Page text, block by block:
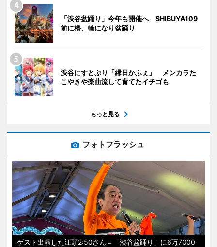
「渋谷盆踊り」今年も開催へ SHIBUYA109
前に櫓、輪になり盆踊り
渋谷にすとぷり「縁日かふぇ」 メンカラた
こやきや楽曲流して育てたイチゴも
もっと見る
フォトフラッシュ
ゲスト出演した江頭2:50さん＝「渋谷盆踊り」に6万7000